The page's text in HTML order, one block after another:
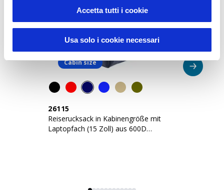
Accetta tutti i cookie
Usa solo i cookie necessari
Cabin size
26115
Reiserucksack in Kabinengröße mit
Laptopfach (15 Zoll) aus 600D